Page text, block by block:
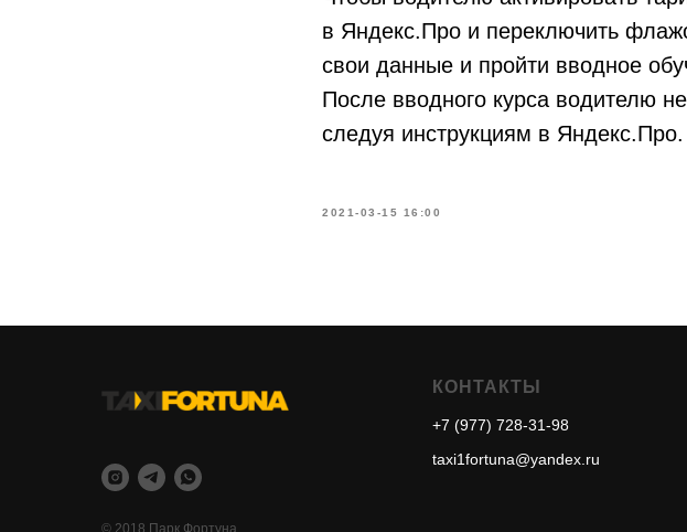
в Яндекс.Про и переключить
свои данные и пройти вводное
После вводного курса водителю
следуя инструкциям в Яндекс.Про.
2021-03-15 16:00
© 2018 Парк Фортуна
КОНТАКТЫ
+7 (977) 728-31-98
taxi1fortuna@yandex.ru